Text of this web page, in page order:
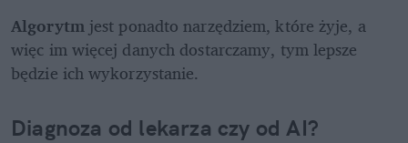
Algorytm jest ponadto narzędziem, które żyje, a
więc im więcej danych dostarczamy, tym lepsze
będzie ich wykorzystanie.
Diagnoza od lekarza czy od AI?